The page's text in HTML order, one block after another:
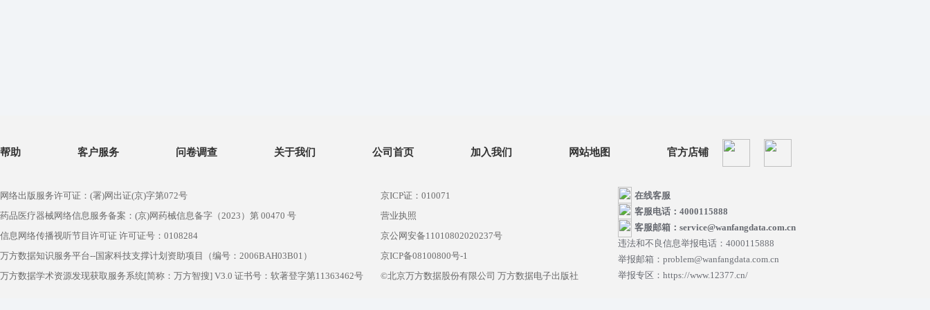
帮助 客户服务 问卷调查 关于我们 公司首页 加入我们 网站地图 官方店铺
网络出版服务许可证：(署)网出证(京)字第072号
药品医疗器械网络信息服务备案：(京)网药械信息备字（2023）第 00470 号
信息网络传播视听节目许可证 许可证号：0108284
万方数据知识服务平台--国家科技支撑计划资助项目（编号：2006BAH03B01）
万方数据学术资源发现获取服务系统[简称：万方智搜] V3.0 证书号：软著登字第11363462号
京ICP证：010071
营业执照
京公网安备11010802020237号
京ICP备08100800号-1
©北京万方数据股份有限公司 万方数据电子出版社
在线客服
客服电话：4000115888
客服邮箱：service@wanfangdata.com.cn
违法和不良信息举报电话：4000115888
举报邮箱：problem@wanfangdata.com.cn
举报专区：https://www.12377.cn/